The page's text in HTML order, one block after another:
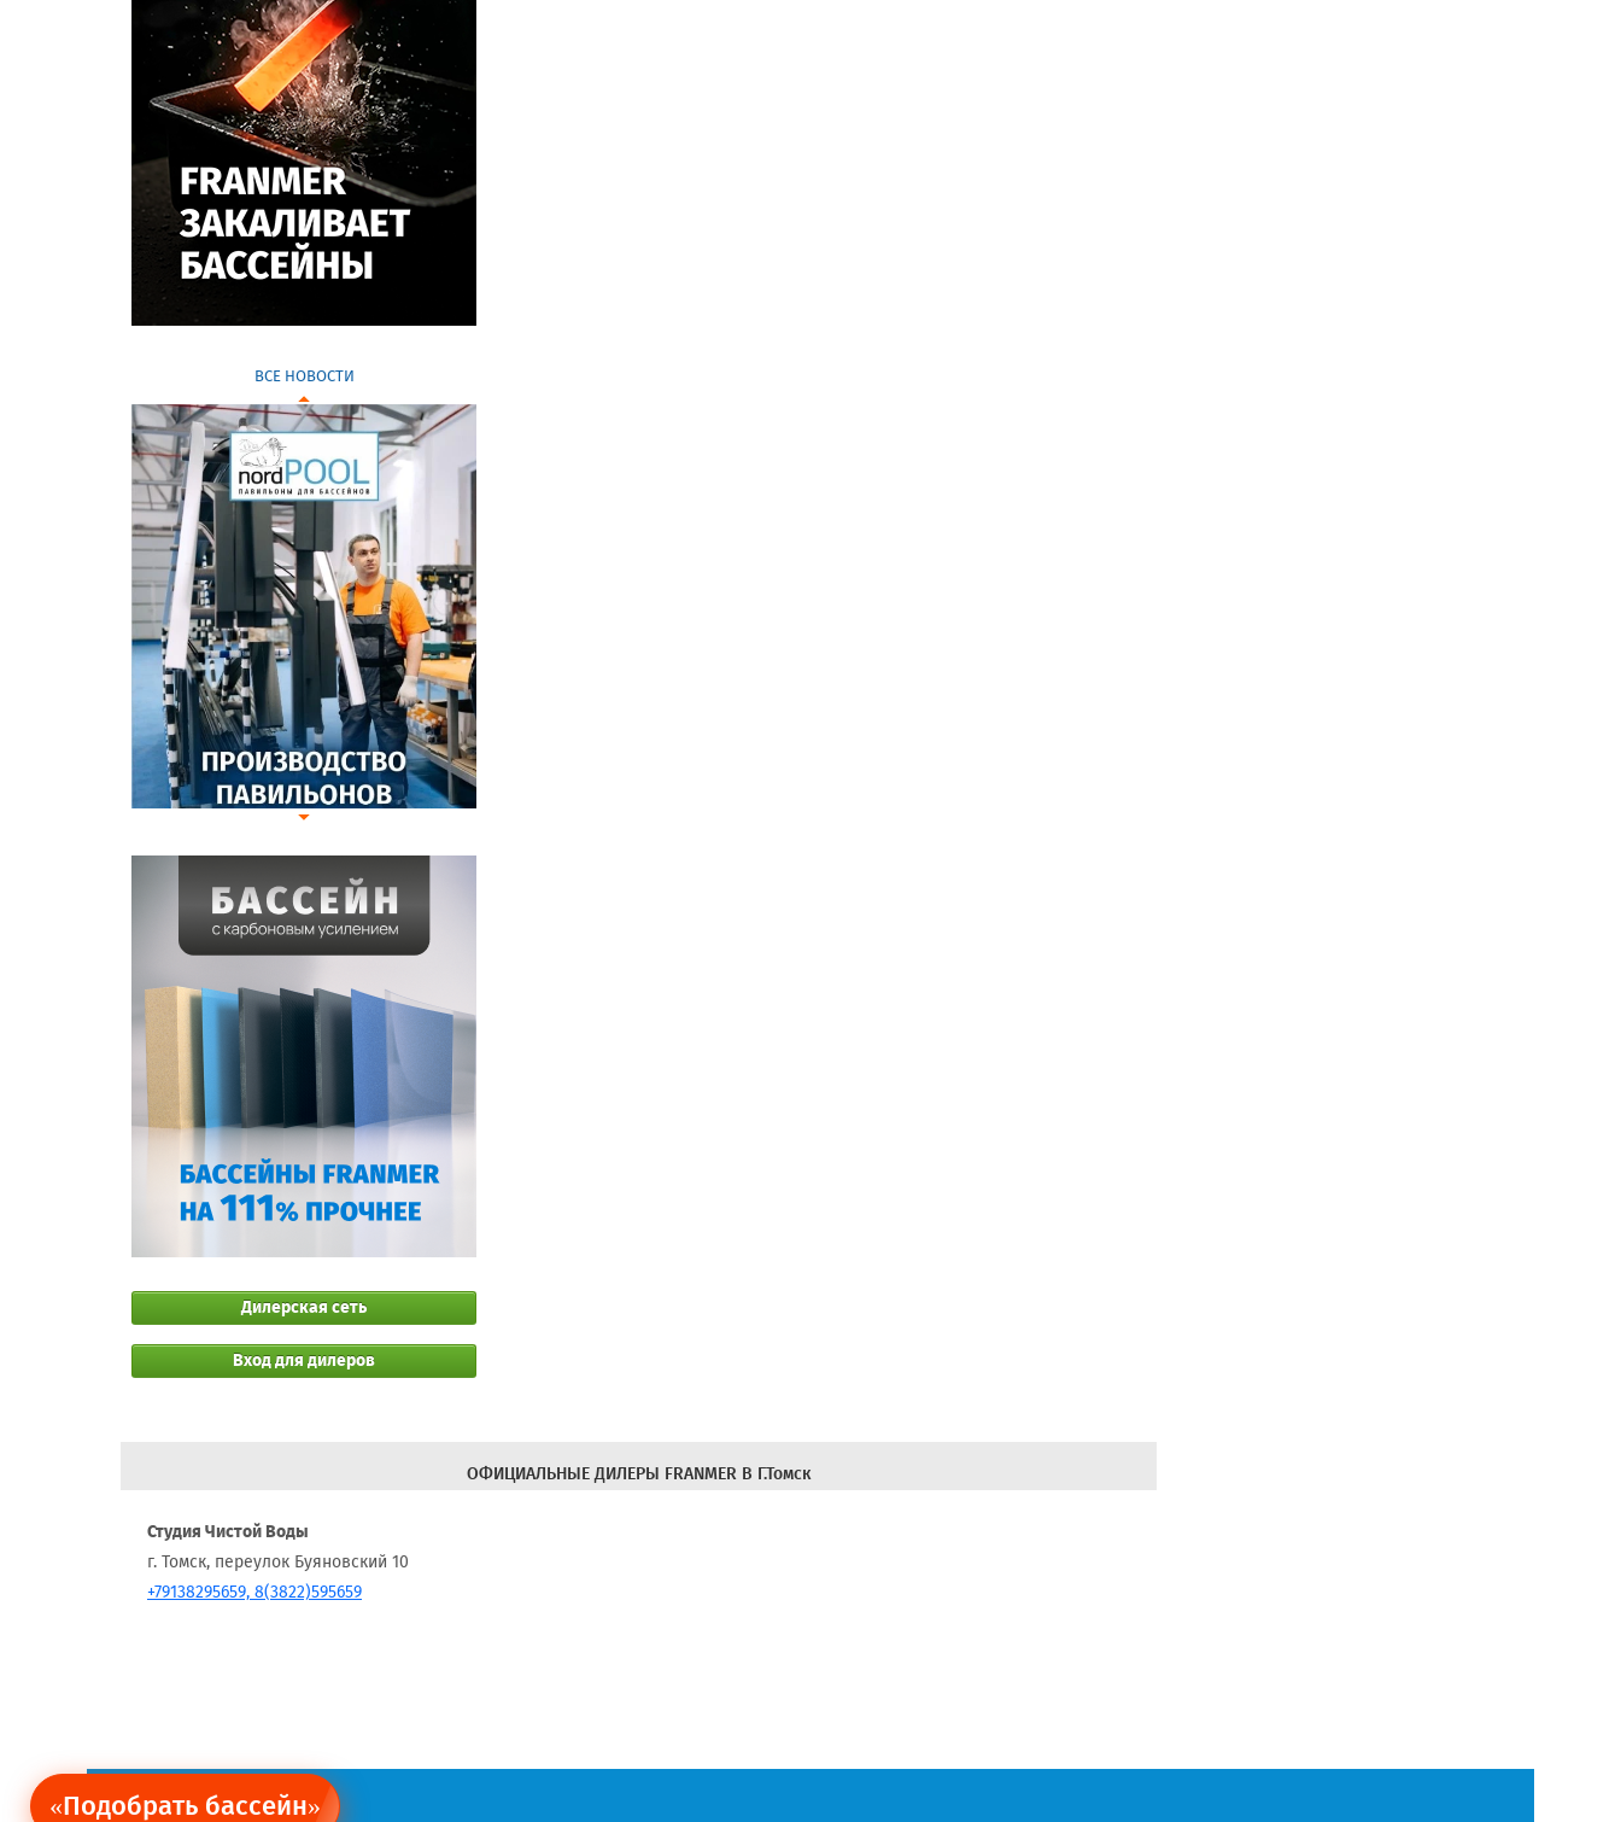
ВСЕ НОВОСТИ
Дилерская сеть
Вход для дилеров
ОФИЦИАЛЬНЫЕ ДИЛЕРЫ FRANMER В Г.Томск
Студия Чистой Воды
г. Томск, переулок Буяновский 10
+79138295659, 8(3822)595659
«Подобрать бассейн»
Ограничение обязательств.